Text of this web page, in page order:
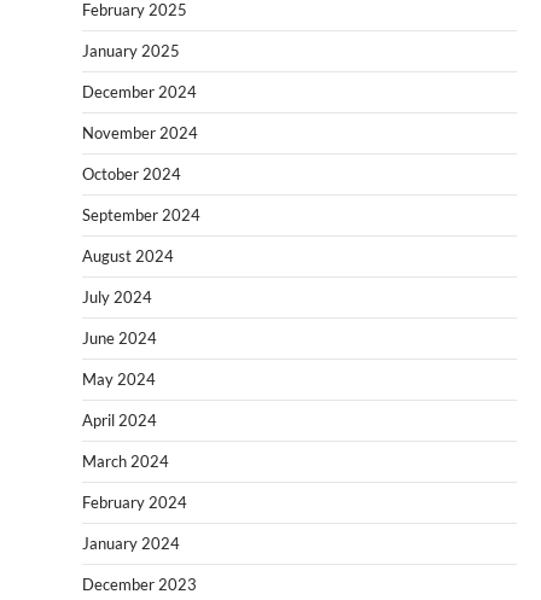
February 2025
January 2025
December 2024
November 2024
October 2024
September 2024
August 2024
July 2024
June 2024
May 2024
April 2024
March 2024
February 2024
January 2024
December 2023